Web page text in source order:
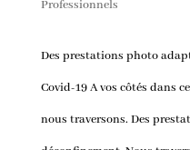
Professionnels
Des prestations photo
Covid-19 A vos côtés dans
nous traversons. Des